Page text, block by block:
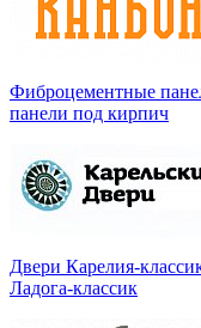
Фиброцементные
панели под кирпич
Двери Карелия-
Ладога-классик